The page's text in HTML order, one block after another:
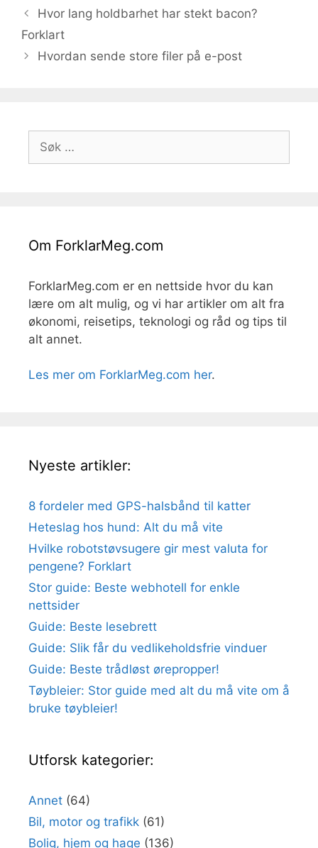
Hvor lang holdbarhet har stekt bacon?
Forklart
Hvordan sende store filer på e-post
etter:
Om ForklarMeg.com
ForklarMeg.com er en nettside hvor du kan
lære om alt mulig, og vi har artikler om alt fra
økonomi, reisetips, teknologi og råd og tips til
alt annet.
Les mer om ForklarMeg.com her.
Nyeste artikler:
8 fordeler med GPS-halsbånd til katter
Heteslag hos hund: Alt du må vite
Hvilke robotstøvsugere gir mest valuta for
pengene? Forklart
Stor guide: Beste webhotell for enkle
nettsider
Guide: Beste lesebrett
Guide: Slik får du vedlikeholdsfrie vinduer
Guide: Beste trådløst ørepropper!
Tøybleier: Stor guide med alt du må vite om å
bruke tøybleier!
Utforsk kategorier:
Annet (64)
Bil, motor og trafikk (61)
Bolig, hjem og hage (136)